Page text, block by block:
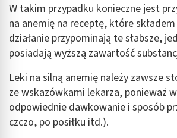
W takim przypadku konieczne jest
na anemię na receptę, które
działanie przypominają te słabsze,
posiadają wyższą zawartość
Leki na silną anemię należy zawsze
ze wskazówkami lekarza, ponieważ
odpowiednie dawkowanie i sposób
czczo, po posiłku itd.).